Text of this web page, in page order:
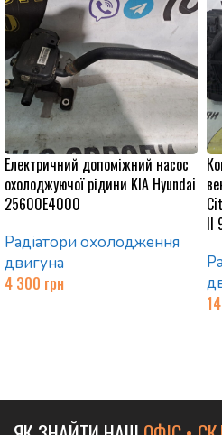
Електричний допоміжний насос
охолоджуючої рідини KIA Hyundai
25600E4000
Радіатори охолодження
двигуна
4 300 грн
II